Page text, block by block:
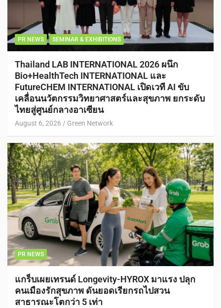
PR NEWS SEMINAR & EXHIBITIONS
Thailand LAB INTERNATIONAL 2026 ผนึก
Bio+HealthTech INTERNATIONAL และ
FutureCHEM INTERNATIONAL เปิดเวที AI ขับ
เคลื่อนนวัตกรรมวิทยาศาสตร์และสุขภาพ ยกระดับ
ไทยสู่ศูนย์กลางอาเซียน
August 6, 2026 Green Network
PR NEWS
แกร็บเผยเทรนด์ Longevity-HYROX มาแรง ปลุก
คนเมืองรักสุขภาพ ดันยอดเรียกรถไปสวน
สาธารณะโตกว่า 5 เท่า